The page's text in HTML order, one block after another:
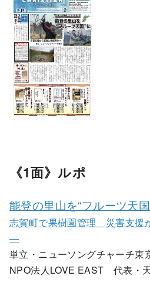
《1面》ルポ
能登の里山を“フルーツ天
志賀町で果樹園管理 災害支援
―
単立・ニューソングチャーチ東
NPO法人LOVE EAST 代表・